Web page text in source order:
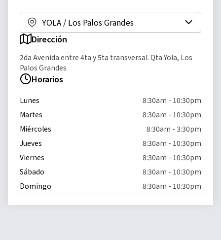
YOLA / Los Palos Grandes
Dirección
2da Avenida entre 4ta y 5ta transversal. Qta Yola, Los
Palos Grandes
Horarios
Lunes
8:30am - 10:30pm
Martes
8:30am - 10:30pm
Miércoles
8:30am - 3:30pm
Jueves
8:30am - 10:30pm
Viernes
8:30am - 10:30pm
Sábado
8:30am - 10:30pm
Domingo
8:30am - 10:30pm